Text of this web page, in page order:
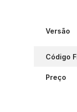
Versão
Código
Preço